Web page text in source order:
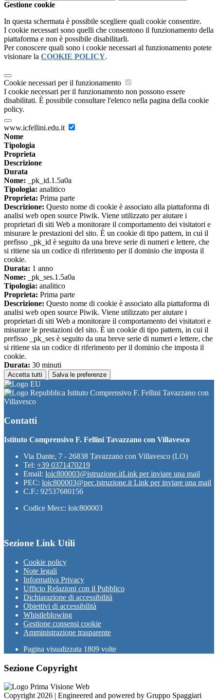
Gestione cookie
In questa schermata è possibile scegliere quali cookie consentire.
I cookie necessari sono quelli che consentono il funzionamento della
piattaforma e non è possibile disabilitarli.
Per conoscere quali sono i cookie necessari al funzionamento potete
visionare la COOKIE POLICY.
Cookie necessari per il funzionamento
I cookie necessari per il funzionamento non possono essere
disabilitati. È possibile consultare l'elenco nella pagina della cookie
policy.
www.icfellini.edu.it
Nome
Tipologia
Proprieta
Descrizione
Durata
Nome: _pk_id.1.5a0a
Tipologia: analitico
Proprieta: Prima parte
Descrizione: Questo nome di cookie è associato alla piattaforma di
analisi web open source Piwik. Viene utilizzato per aiutare i
proprietari di siti Web a monitorare il comportamento dei visitatori e
misurare le prestazioni del sito. È un cookie di tipo pattern, in cui il
prefisso _pk_id è seguito da una breve serie di numeri e lettere, che
si ritiene sia un codice di riferimento per il dominio che imposta il
cookie.
Durata: 1 anno
Nome: _pk_ses.1.5a0a
Tipologia: analitico
Proprieta: Prima parte
Descrizione: Questo nome di cookie è associato alla piattaforma di
analisi web open source Piwik. Viene utilizzato per aiutare i
proprietari di siti Web a monitorare il comportamento dei visitatori e
misurare le prestazioni del sito. È un cookie di tipo pattern, in cui il
prefisso _pk_ses è seguito da una breve serie di numeri e lettere, che
si ritiene sia un codice di riferimento per il dominio che imposta il
cookie.
Durata: 30 minuti
Accetta tutti Salva le preferenze
Istituto Comprensivo F. Fellini Tavazzano con
Villavesco
Contatti
Istituto Comprensivo F. Fellini Tavazzano con Villavesco
Via Dante, 7 - 26838 Tavazzano con Villavesco (LO)
Tel: +39 0371470219
Email: loic800003@istruzione.itLink per inviare una mail
PEC: loic800003@pec.istruzione.it Link per inviare una mail
C.F.: 92537680156
Codice Mecc: loic800003
Sezione Link Utili
Cookie policy
Note legali
Informativa Privacy
Ufficio Relazioni con il Pubblico
Dichiarazione di accessibilità
Obiettivi di accessibilità
Whistleblowing
Gestione consensi cookie
Amministrazione trasparente
Pagina visualizzata 1809 volte
Sezione Copyright
Copyright 2026 | Engineered and powered by Gruppo Spaggiari